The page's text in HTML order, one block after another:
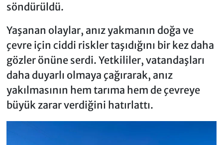
söndürüldü.
Yaşanan olaylar, anız yakmanın doğa ve
çevre için ciddi riskler taşıdığını bir kez daha
gözler önüne serdi. Yetkililer, vatandaşları
daha duyarlı olmaya çağırarak, anız
yakılmasının hem tarıma hem de çevreye
büyük zarar verdiğini hatırlattı.